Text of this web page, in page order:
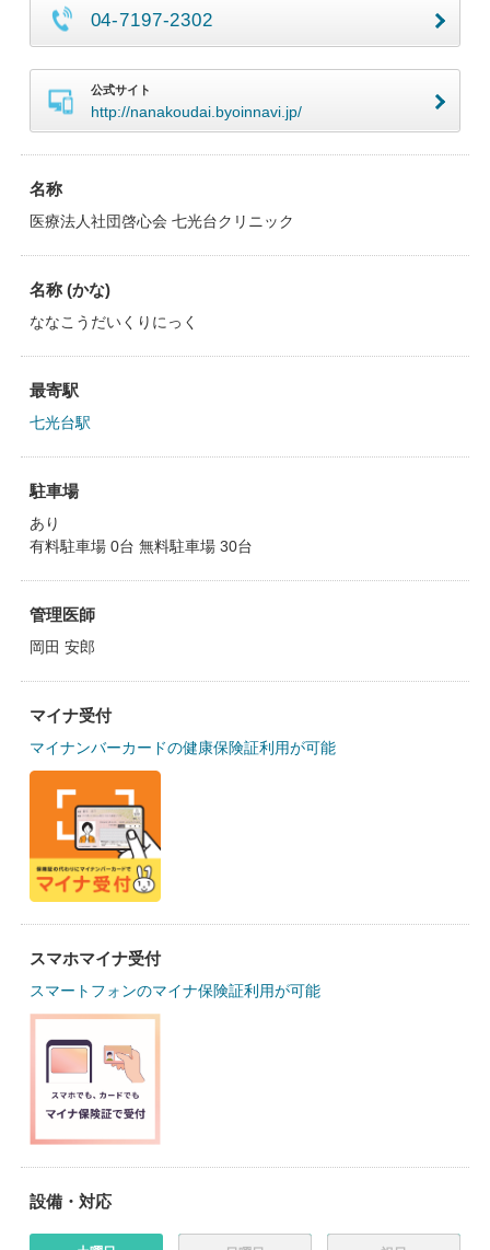
04-7197-2302
公式サイト
http://nanakoudai.byoinnavi.jp/
名称
医療法人社団啓心会 七光台クリニック
名称 (かな)
ななこうだいくりにっく
最寄駅
七光台駅
駐車場
あり
有料駐車場 0台 無料駐車場 30台
管理医師
岡田 安郎
マイナ受付
マイナンバーカードの健康保険証利用が可能
スマホマイナ受付
スマートフォンのマイナ保険証利用が可能
設備・対応